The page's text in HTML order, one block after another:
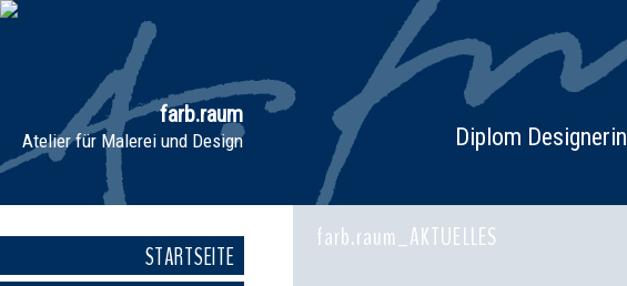
Skip
farb.raum
Atelier für Malerei und Design Diplom Designerin
STARTSEITE
farb.raum_AKTUELLES